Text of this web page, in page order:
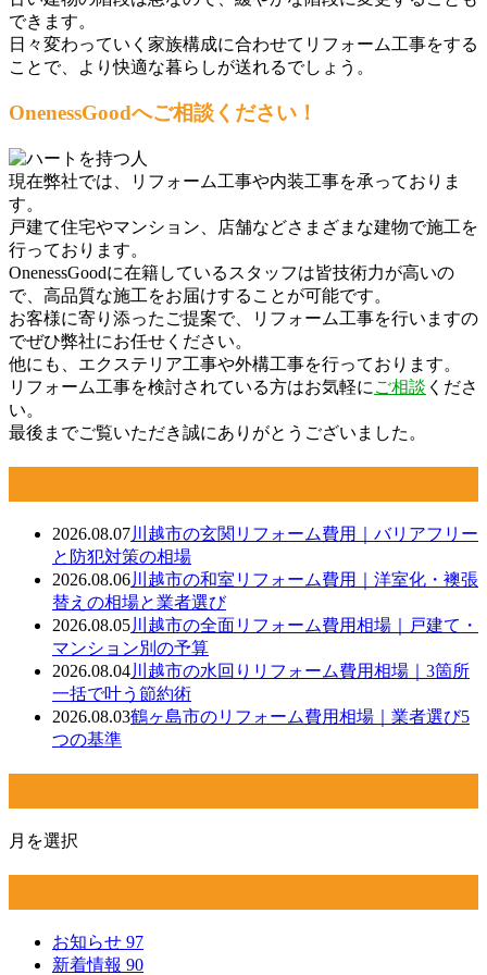
できます。
日々変わっていく家族構成に合わせてリフォーム工事をする
ことで、より快適な暮らしが送れるでしょう。
OnenessGoodへご相談ください！
現在弊社では、リフォーム工事や内装工事を承っておりま
す。
戸建て住宅やマンション、店舗などさまざまな建物で施工を
行っております。
OnenessGoodに在籍しているスタッフは皆技術力が高いの
で、高品質な施工をお届けすることが可能です。
お客様に寄り添ったご提案で、リフォーム工事を行いますの
でぜひ弊社にお任せください。
他にも、エクステリア工事や外構工事を行っております。
リフォーム工事を検討されている方はお気軽に ご相談 くださ
い。
最後までご覧いただき誠にありがとうございました。
2026.08.07川越市の玄関リフォーム費用｜バリアフリー
と防犯対策の相場
2026.08.06川越市の和室リフォーム費用｜洋室化・襖張
替えの相場と業者選び
2026.08.05川越市の全面リフォーム費用相場｜戸建て・
マンション別の予算
2026.08.04川越市の水回りリフォーム費用相場｜3箇所
一括で叶う節約術
2026.08.03鶴ヶ島市のリフォーム費用相場｜業者選び5
つの基準
月を選択
お知らせ 97
新着情報 90